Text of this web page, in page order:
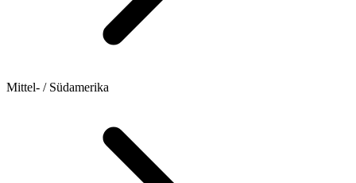
Mittel- / Südamerika